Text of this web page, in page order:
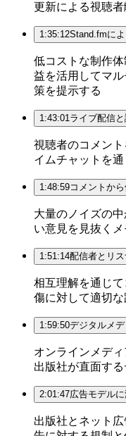
更新による視聴
1:35:12Stand.fmに
低コストな制作体
益を活用してマ
策を提示する
1:43:01ライブ配信
視聴者のコメン
イムチャットを
1:48:59コメントか
大量のノイズの
い意見を見抜く
1:51:14配信者とリ
相互理解を通じ
傷に対して適切
1:59:50デジタルメ
オンラインメデ
出版社が直面す
2:01:47広告モデル
出版社とネット